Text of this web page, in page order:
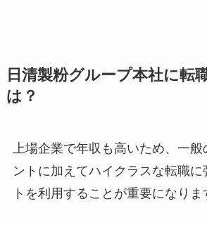
日清製粉グループ本社に転
は？
上場企業で年収も高いため、一
ントに加えてハイクラスな転職
トを利用することが重要になりま